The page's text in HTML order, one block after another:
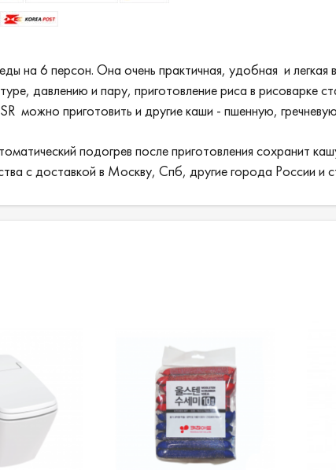
на 6 персон. Она очень практичная, удобная и легкая
давлению и пару, приготовление риса в рисоварке
можно приготовить и другие каши - пшенную,
подогрев после приготовления сохранит
с доставкой в Москву, Спб, другие города России и